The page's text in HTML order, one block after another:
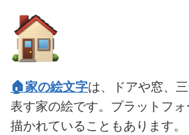
🏠家の絵文字は、ドアや窓、
表す家の絵です。プラットフ
描かれていることもあります。